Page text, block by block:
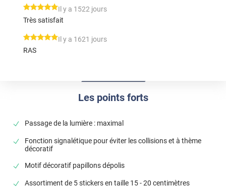
Les points forts
Passage de la lumière : maximal
Fonction signalétique pour éviter les collisions et à thème
décoratif
Motif décoratif papillons dépolis
Assortiment de 5 stickers en taille 15 - 20 centimètres
*****
Il y a 1522 jours
Très satisfait
*****
Il y a 1621 jours
RAS